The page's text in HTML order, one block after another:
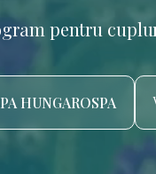
pentru
HUNGAROSPA